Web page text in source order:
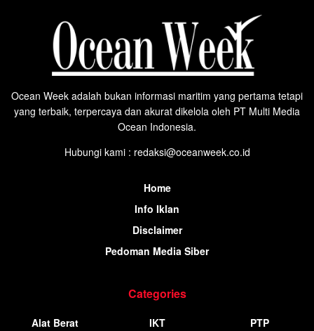
Ocean Week adalah bukan informasi maritim yang pertama tetapi
yang terbaik, terpercaya dan akurat dikelola oleh PT Multi Media
Ocean Indonesia.
Hubungi kami : redaksi@oceanweek.co.id
Home
Info Iklan
Disclaimer
Pedoman Media Siber
Categories
Alat Berat
IKT
PTP